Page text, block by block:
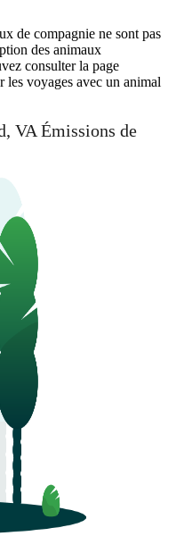
de compagnie ne sont pas
des animaux
consulter la page
voyages avec un animal
VA Émissions de